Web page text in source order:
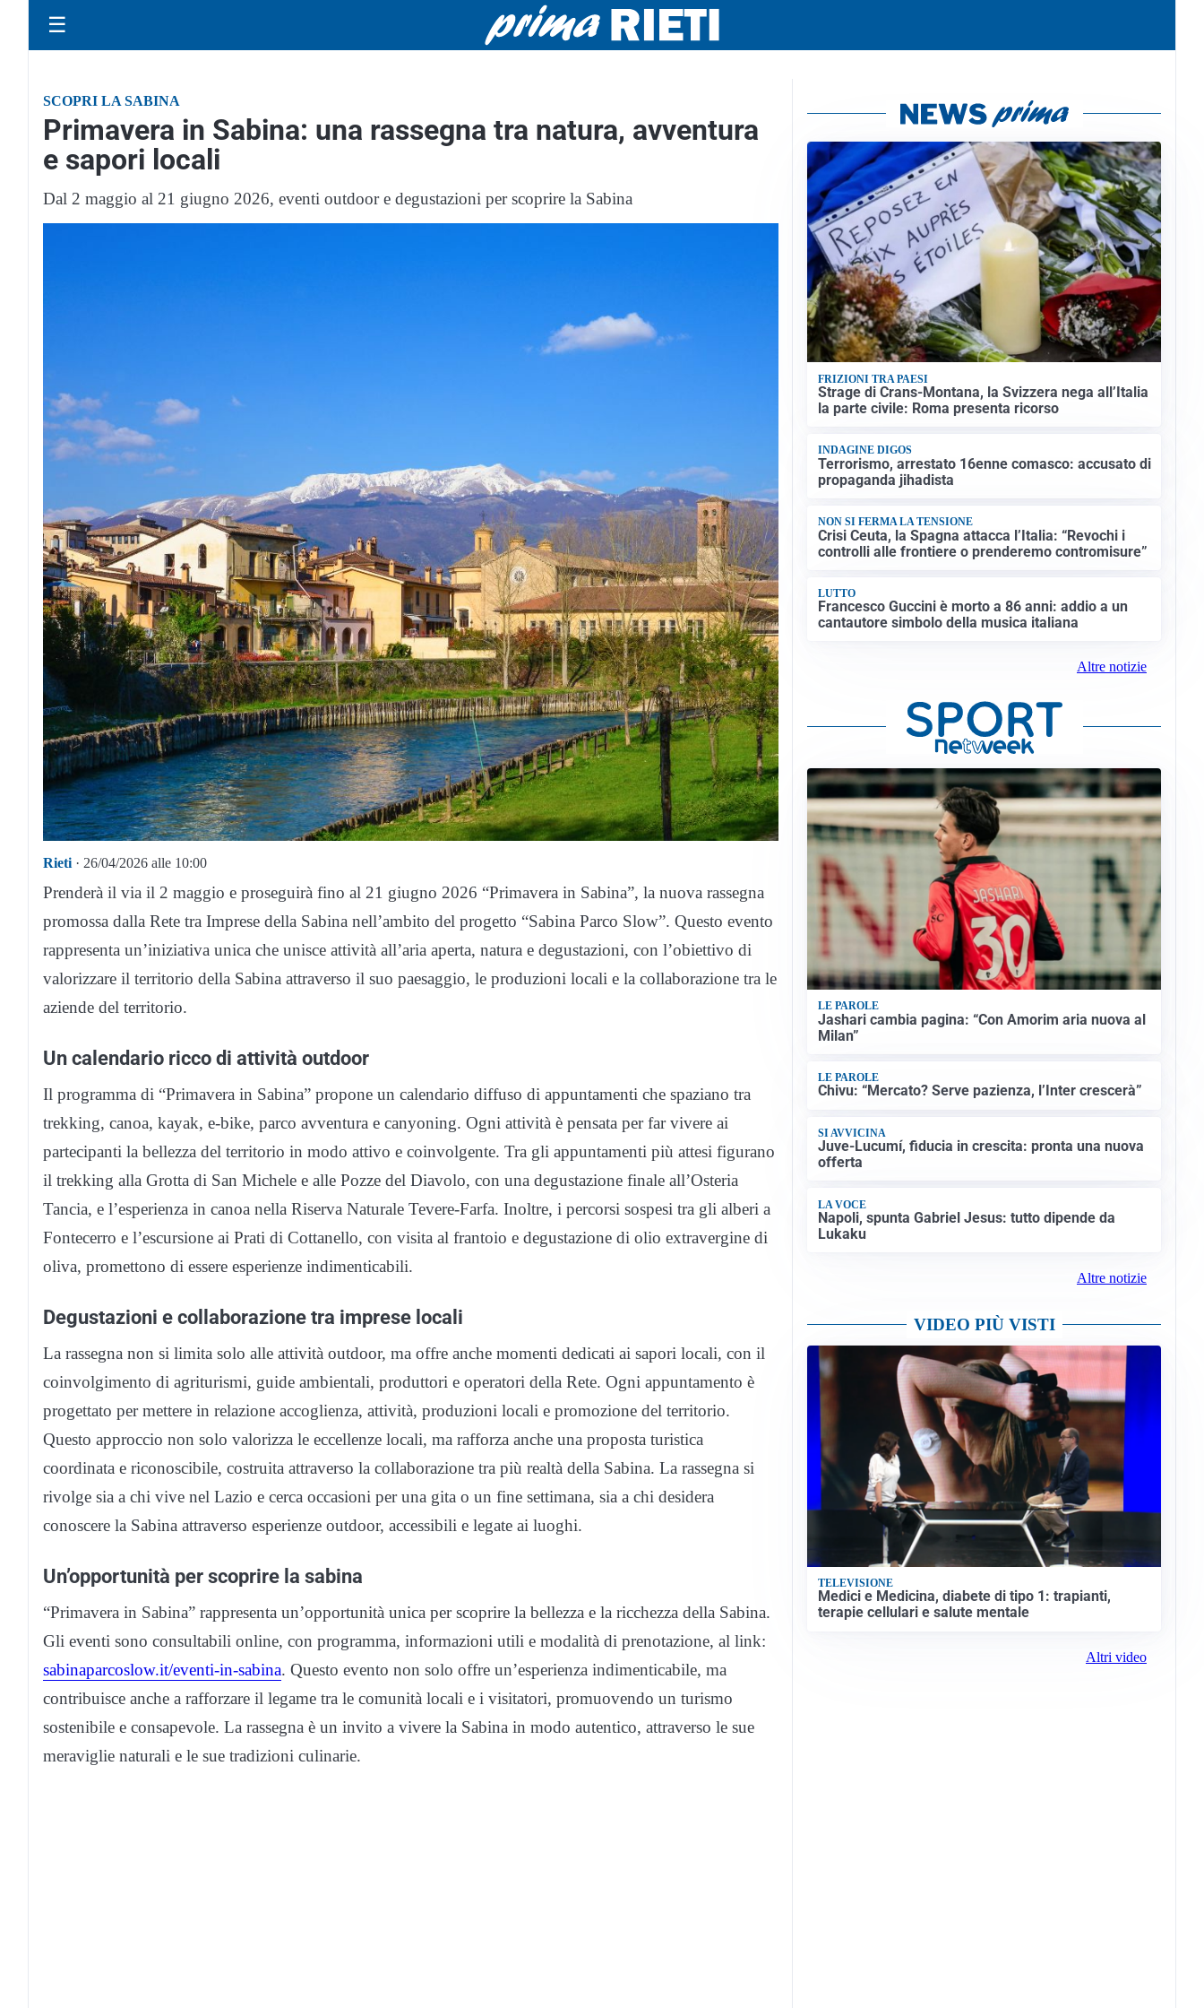
☰
SCOPRI LA SABINA
Primavera in Sabina: una rassegna tra natura, avventura
e sapori locali
Dal 2 maggio al 21 giugno 2026, eventi outdoor e degustazioni per scoprire la Sabina
Rieti · 26/04/2026 alle 10:00
Prenderà il via il 2 maggio e proseguirà fino al 21 giugno 2026 “Primavera in Sabina”, la nuova rassegna
promossa dalla Rete tra Imprese della Sabina nell’ambito del progetto “Sabina Parco Slow”. Questo evento
rappresenta un’iniziativa unica che unisce attività all’aria aperta, natura e degustazioni, con l’obiettivo di
valorizzare il territorio della Sabina attraverso il suo paesaggio, le produzioni locali e la collaborazione tra le
aziende del territorio.
Un calendario ricco di attività outdoor
Il programma di “Primavera in Sabina” propone un calendario diffuso di appuntamenti che spaziano tra
trekking, canoa, kayak, e-bike, parco avventura e canyoning. Ogni attività è pensata per far vivere ai
partecipanti la bellezza del territorio in modo attivo e coinvolgente. Tra gli appuntamenti più attesi figurano
il trekking alla Grotta di San Michele e alle Pozze del Diavolo, con una degustazione finale all’Osteria
Tancia, e l’esperienza in canoa nella Riserva Naturale Tevere-Farfa. Inoltre, i percorsi sospesi tra gli alberi a
Fontecerro e l’escursione ai Prati di Cottanello, con visita al frantoio e degustazione di olio extravergine di
oliva, promettono di essere esperienze indimenticabili.
Degustazioni e collaborazione tra imprese locali
La rassegna non si limita solo alle attività outdoor, ma offre anche momenti dedicati ai sapori locali, con il
coinvolgimento di agriturismi, guide ambientali, produttori e operatori della Rete. Ogni appuntamento è
progettato per mettere in relazione accoglienza, attività, produzioni locali e promozione del territorio.
Questo approccio non solo valorizza le eccellenze locali, ma rafforza anche una proposta turistica
coordinata e riconoscibile, costruita attraverso la collaborazione tra più realtà della Sabina. La rassegna si
rivolge sia a chi vive nel Lazio e cerca occasioni per una gita o un fine settimana, sia a chi desidera
conoscere la Sabina attraverso esperienze outdoor, accessibili e legate ai luoghi.
Un’opportunità per scoprire la sabina
“Primavera in Sabina” rappresenta un’opportunità unica per scoprire la bellezza e la ricchezza della Sabina.
Gli eventi sono consultabili online, con programma, informazioni utili e modalità di prenotazione, al link:
sabinaparcoslow.it/eventi-in-sabina. Questo evento non solo offre un’esperienza indimenticabile, ma
contribuisce anche a rafforzare il legame tra le comunità locali e i visitatori, promuovendo un turismo
sostenibile e consapevole. La rassegna è un invito a vivere la Sabina in modo autentico, attraverso le sue
meraviglie naturali e le sue tradizioni culinarie.
FRIZIONI TRA PAESI
Strage di Crans-Montana, la Svizzera nega all’Italia
la parte civile: Roma presenta ricorso
INDAGINE DIGOS
Terrorismo, arrestato 16enne comasco: accusato di
propaganda jihadista
NON SI FERMA LA TENSIONE
Crisi Ceuta, la Spagna attacca l’Italia: “Revochi i
controlli alle frontiere o prenderemo contromisure”
LUTTO
Francesco Guccini è morto a 86 anni: addio a un
cantautore simbolo della musica italiana
Altre notizie
LE PAROLE
Jashari cambia pagina: “Con Amorim aria nuova al
Milan”
LE PAROLE
Chivu: “Mercato? Serve pazienza, l’Inter crescerà”
SI AVVICINA
Juve-Lucumí, fiducia in crescita: pronta una nuova
offerta
LA VOCE
Napoli, spunta Gabriel Jesus: tutto dipende da
Lukaku
Altre notizie
VIDEO PIÙ VISTI
TELEVISIONE
Medici e Medicina, diabete di tipo 1: trapianti,
terapie cellulari e salute mentale
Altri video